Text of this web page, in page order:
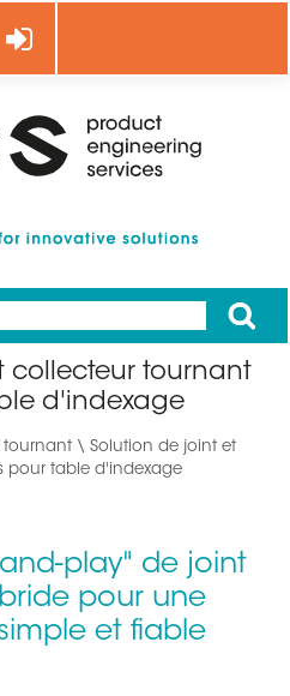
Se connecter
Apply
collecteur tournant
d'indexage
tournant \ Solution de joint et
pour table d'indexage
play" de joint
pour une
et fiable